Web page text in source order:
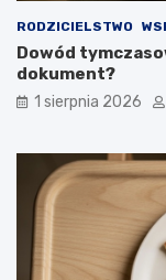
RODZICIELSTWO
Dowód
dokument?
1 sierpnia 2026